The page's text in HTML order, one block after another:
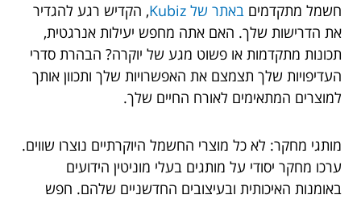
חשמל מתקדמים באתר של Kubiz
, הקדיש רגע להגדיר
את הדרישות שלך. האם אתה מחפש יעילות אנרגטית,
תכונות מתקדמות או פשוט מגע של יוקרה? הבהרת סדרי
העדיפויות שלך תצמצם את האפשרויות שלך ותכוון אותך
למוצרים המתאימים לאורח החיים שלך.
מותגי מחקר: לא כל מוצרי החשמל היוקרתיים נוצרו שווים.
ערכו מחקר יסודי על מותגים בעלי מוניטין הידועים
באומנות האיכותית ובעיצובים החדשניים שלהם. חפש